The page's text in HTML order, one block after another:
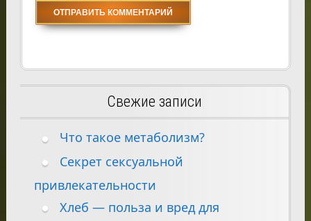
Свежие записи
Что такое метаболизм?
Секрет сексуальной
привлекательности
Хлеб — польза и вред для